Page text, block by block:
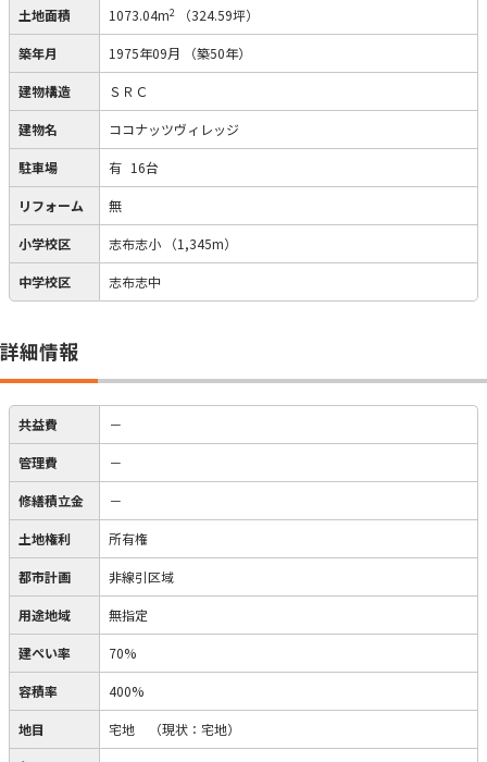
土地面積 1073.04m2 （324.59坪）
築年月 1975年09月 （築50年）
建物構造 ＳＲＣ
建物名 ココナッツヴィレッジ
駐車場 有 16台
リフォーム 無
小学校区 志布志小 （1,345m）
中学校区 志布志中
詳細情報
共益費 －
管理費 －
修繕積立金 －
土地権利 所有権
都市計画 非線引区域
用途地域 無指定
建ぺい率 70%
容積率 400%
地目 宅地 （現状：宅地）